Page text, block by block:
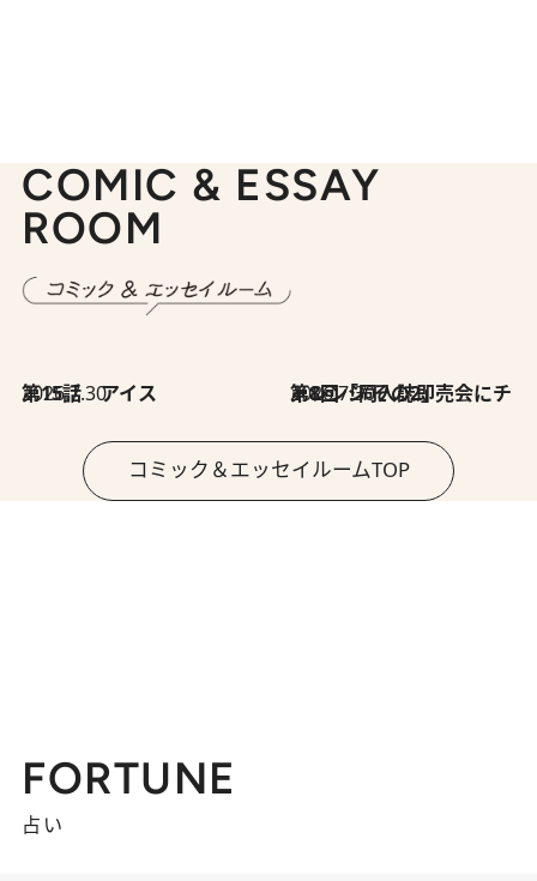
COMIC & ESSAY
ROOM
2026.7.30
第15話 アイス 2026.7.30
第8回「同人誌即売会にチャレンジ その2」
コミック＆エッセイルームTOP
FORTUNE
占い